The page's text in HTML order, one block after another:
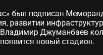
был подписан
развитии
Джуманбаев
новый стадион.